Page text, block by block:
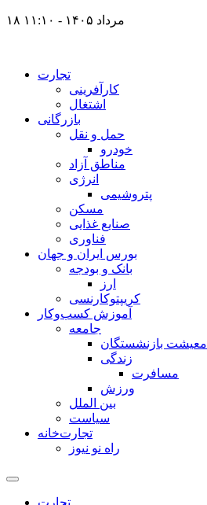
۱۸ مرداد ۱۴۰۵ - ۱۱:۱۰
تجارت
کارآفرینی
اشتغال
بازرگانی
حمل و نقل
خودرو
مناطق آزاد
انرژی
پتروشیمی
مسکن
صنایع غذایی
فناوری
بورس ایران و جهان
بانک و بودجه
ارز
کریپتوکارنسی
آموزش کسب‌وکار
جامعه
معیشت بازنشستگان
زندگی
مسافرت
ورزش
بین الملل
سیاست
تجارت‌خانه
راه نو نیوز
تجارت